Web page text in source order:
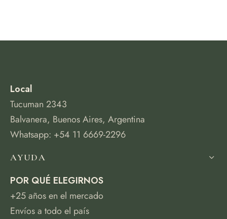
Local
Tucuman 2343
Balvanera, Buenos Aires, Argentina
Whatsapp: +54 11 6669-2296
AYUDA
POR QUÉ ELEGIRNOS
+25 años en el mercado
Envíos a todo el país